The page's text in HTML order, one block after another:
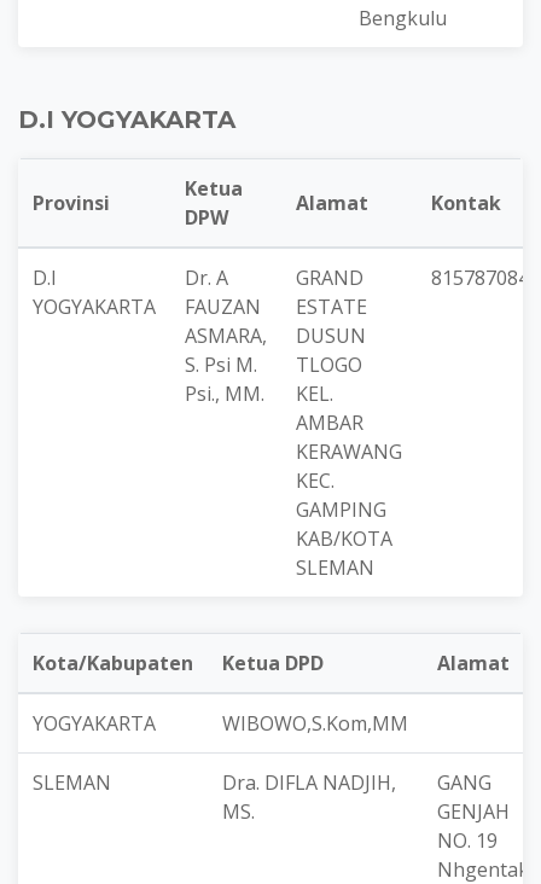
Bengkulu
D.I YOGYAKARTA
Provinsi
Ketua
DPW
Alamat Kontak
D.I
YOGYAKARTA
Dr. A
FAUZAN
ASMARA,
S. Psi M.
Psi., MM.
GRAND
ESTATE
DUSUN
TLOGO
KEL.
AMBAR
KERAWANG
KEC.
GAMPING
KAB/KOTA
SLEMAN
Kota/Kabupaten Ketua DPD Alamat
YOGYAKARTA WIBOWO,S.Kom,MM
SLEMAN
Dra. DIFLA NADJIH,
MS.
GANG
GENJAH
NO. 19
Nhgentak